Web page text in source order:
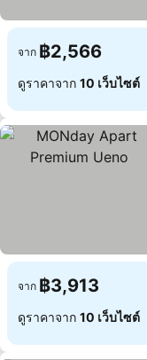
จาก ฿2,566
ดูราคาจาก 10 เว็บไซต์
จาก ฿3,913
ดูราคาจาก 10 เว็บไซต์